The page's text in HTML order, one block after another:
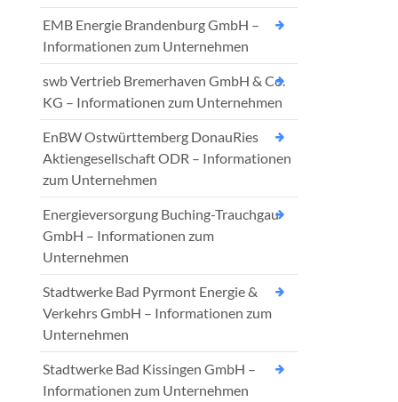
EMB Energie Brandenburg GmbH –
Informationen zum Unternehmen
swb Vertrieb Bremerhaven GmbH & Co.
KG – Informationen zum Unternehmen
EnBW Ostwürttemberg DonauRies
Aktiengesellschaft ODR – Informationen
zum Unternehmen
Energieversorgung Buching-Trauchgau
GmbH – Informationen zum
Unternehmen
Stadtwerke Bad Pyrmont Energie &
Verkehrs GmbH – Informationen zum
Unternehmen
Stadtwerke Bad Kissingen GmbH –
Informationen zum Unternehmen